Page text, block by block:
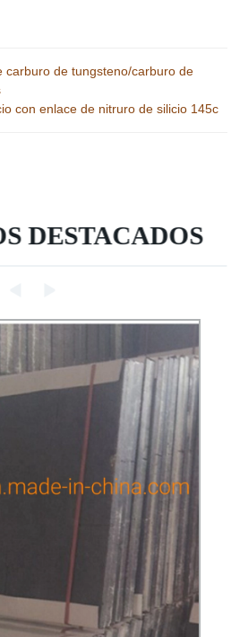
carburo de tungsteno/carburo de
con enlace de nitruro de silicio 145c
DESTACADOS